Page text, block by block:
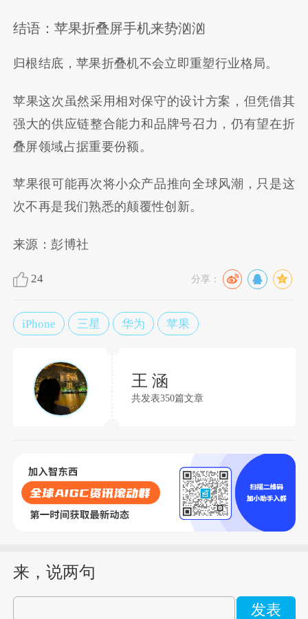
结语：苹果折叠屏手机来势汹汹
归根结底，苹果折叠机不会立即重塑行业格局。
苹果这次虽然采用相对保守的设计方案，但凭借其
强大的供应链整合能力和品牌号召力，仍有望在折
叠屏领域占据重要份额。
苹果很可能再次将小众产品推向全球风潮，只是这
次不再是我们熟悉的颠覆性创新。
来源：彭博社
24 分享：
iPhone 三星 华为 苹果
王 涵
共发表350篇文章
来，说两句
发表